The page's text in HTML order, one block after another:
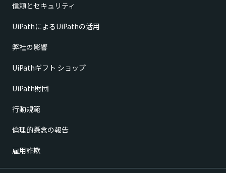
信頼とセキュリティ
UiPathによるUiPathの活用
弊社の影響
UiPathギフト ショップ
UiPath財団
行動規範
倫理的懸念の報告
雇用詐欺